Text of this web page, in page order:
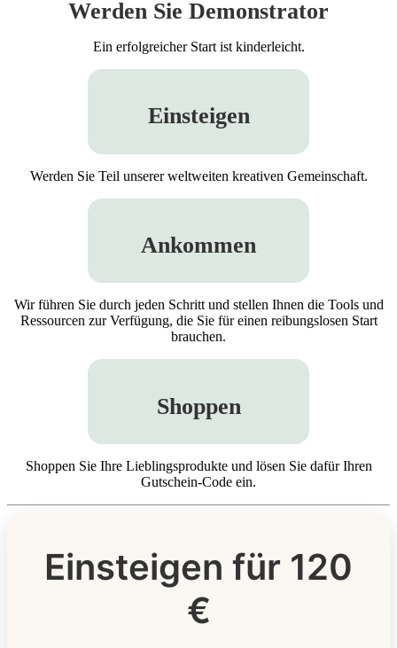
Werden Sie Demonstrator
Ein erfolgreicher Start ist kinderleicht.
Einsteigen
Werden Sie Teil unserer weltweiten kreativen Gemeinschaft.
Ankommen
Wir führen Sie durch jeden Schritt und stellen Ihnen die Tools und
Ressourcen zur Verfügung, die Sie für einen reibungslosen Start
brauchen.
Shoppen
Shoppen Sie Ihre Lieblingsprodukte und lösen Sie dafür Ihren
Gutschein-Code ein.
Einsteigen für 120
€